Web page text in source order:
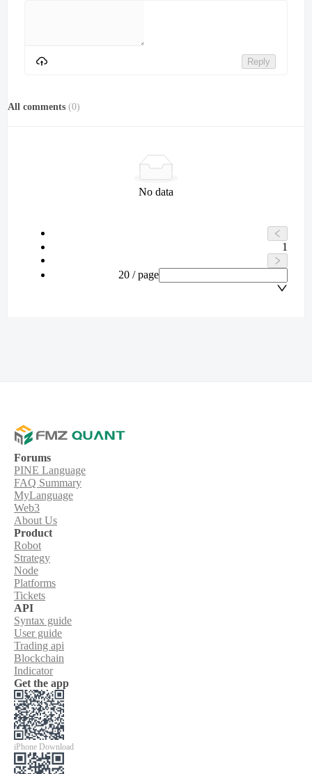
Reply
All comments (0)
No data
1
20 / page
Forums
PINE Language
FAQ Summary
MyLanguage
Web3
About Us
Product
Robot
Strategy
Node
Platforms
Tickets
API
Syntax guide
User guide
Trading api
Blockchain
Indicator
Get the app
iPhone Download